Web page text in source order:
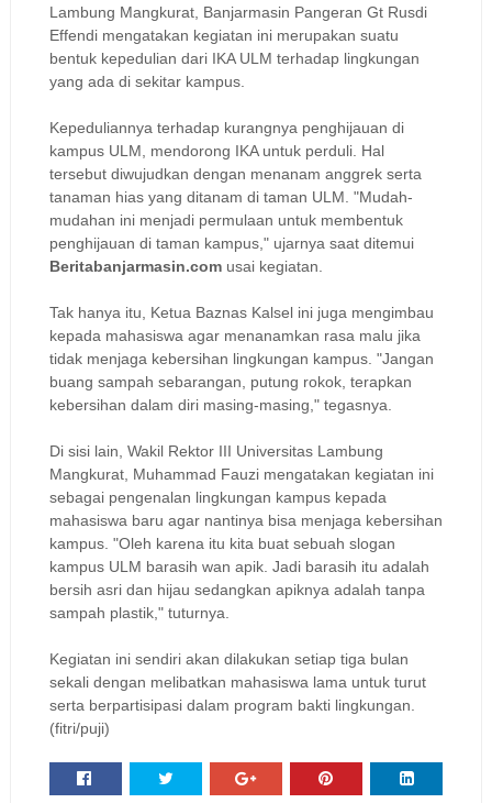
Lambung Mangkurat, Banjarmasin Pangeran Gt Rusdi
Effendi mengatakan kegiatan ini merupakan suatu
bentuk kepedulian dari IKA ULM terhadap lingkungan
yang ada di sekitar kampus.
Kepeduliannya terhadap kurangnya penghijauan di
kampus ULM, mendorong IKA untuk perduli. Hal
tersebut diwujudkan dengan menanam anggrek serta
tanaman hias yang ditanam di taman ULM. "Mudah-
mudahan ini menjadi permulaan untuk membentuk
penghijauan di taman kampus," ujarnya saat ditemui
Beritabanjarmasin.comusai kegiatan.
Tak hanya itu, Ketua Baznas Kalsel ini juga mengimbau
kepada mahasiswa agar menanamkan rasa malu jika
tidak menjaga kebersihan lingkungan kampus. "Jangan
buang sampah sebarangan, putung rokok, terapkan
kebersihan dalam diri masing-masing," tegasnya.
Di sisi lain, Wakil Rektor III Universitas Lambung
Mangkurat, Muhammad Fauzi mengatakan kegiatan ini
sebagai pengenalan lingkungan kampus kepada
mahasiswa baru agar nantinya bisa menjaga kebersihan
kampus. "Oleh karena itu kita buat sebuah slogan
kampus ULM barasih wan apik. Jadi barasih itu adalah
bersih asri dan hijau sedangkan apiknya adalah tanpa
sampah plastik," tuturnya.
Kegiatan ini sendiri akan dilakukan setiap tiga bulan
sekali dengan melibatkan mahasiswa lama untuk turut
serta berpartisipasi dalam program bakti lingkungan.
(fitri/puji)